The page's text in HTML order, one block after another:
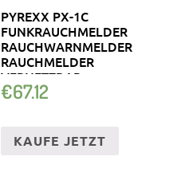
PYREXX PX-1C
FUNKRAUCHMELDER
RAUCHWARNMELDER
RAUCHMELDER
VERNETZBAR
€67.12
KAUFE JETZT